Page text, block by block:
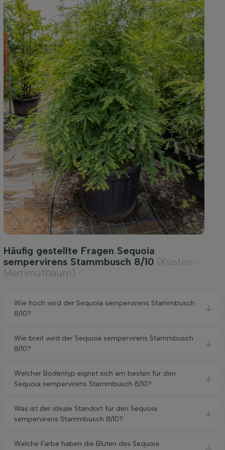
Häufig gestellte Fragen Sequoia
sempervirens Stammbusch 8/10 (Küsten-
Mammutbaum)
Wie hoch wird der Sequoia sempervirens Stammbusch
8/10?
Wie breit wird der Sequoia sempervirens Stammbusch
8/10?
Welcher Bodentyp eignet sich am besten für den
Sequoia sempervirens Stammbusch 8/10?
Was ist der ideale Standort für den Sequoia
sempervirens Stammbusch 8/10?
Welche Farbe haben die Blüten des Sequoia